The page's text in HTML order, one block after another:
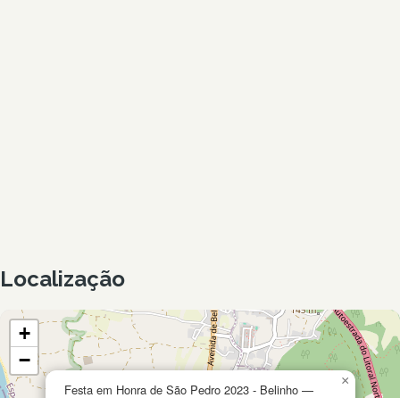
Localização
Festa em Honra de São Pedro 2023 - Belinho —
×
+
−